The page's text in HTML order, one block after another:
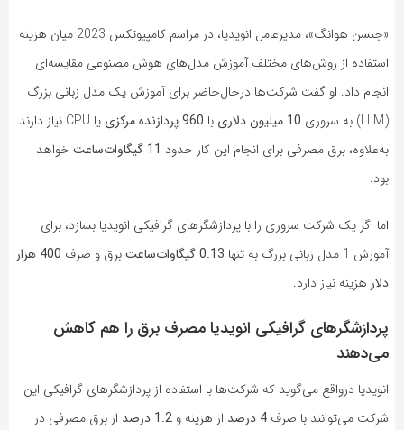
«جنسن هوانگ»، مدیرعامل انویدیا، در مراسم کامپیوتکس 2023 میان هزینه
استفاده از روش‌های مختلف آموزش مدل‌های هوش مصنوعی مقایسه‌ای
انجام داد. او گفت شرکت‌ها درحال‌حاضر برای آموزش یک مدل زبانی بزرگ
(LLM) به سروری
10 میلیون دلاری با 960 پردازنده مرکزی
یا CPU نیاز دارند.
به‌علاوه، برق مصرفی برای انجام این کار حدود 11 گیگاوات‌ساعت
خواهد
بود.
اما اگر یک شرکت سروری را با پردازشگرهای گرافیکی انویدیا بسازد، برای
آموزش 1 مدل زبانی بزرگ به تنها
0.13 گیگاوات‌ساعت برق و صرف
400 هزار
دلار هزینه نیاز دارد.
پردازشگرهای گرافیکی انویدیا مصرف برق را هم کاهش
می‌دهند
انویدیا درواقع می‌گوید که شرکت‌ها با استفاده از پردازشگرهای گرافیکی این
شرکت می‌توانند با صرف 4 درصد از هزینه و 1.2 درصد
از برق مصرفی در